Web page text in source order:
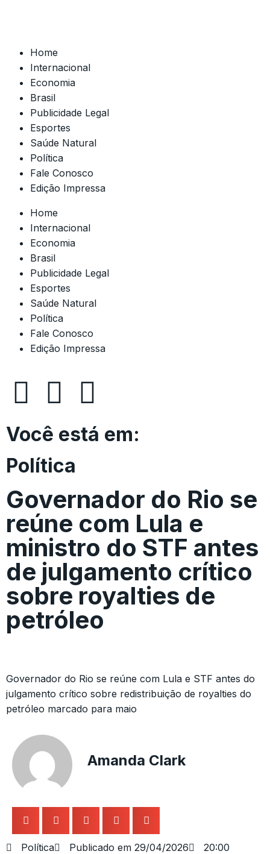
Home
Internacional
Economia
Brasil
Publicidade Legal
Esportes
Saúde Natural
Política
Fale Conosco
Edição Impressa
Home
Internacional
Economia
Brasil
Publicidade Legal
Esportes
Saúde Natural
Política
Fale Conosco
Edição Impressa
Você está em:
Política
Governador do Rio se
reúne com Lula e
ministro do STF antes
de julgamento crítico
sobre royalties de
petróleo
Governador do Rio se reúne com Lula e STF antes do
julgamento crítico sobre redistribuição de royalties do
petróleo marcado para maio
Amanda Clark
Política Publicado em 29/04/2026 20:00